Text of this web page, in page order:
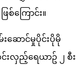
စ်ကြောင်း။
ဆောင်မှုပိုင်းပိုမို
းလှည့်ရေယာဥ် ၂ စီး